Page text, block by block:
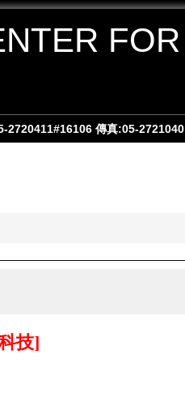
FOR
2720411#16106 傳真:05-2721040
技]